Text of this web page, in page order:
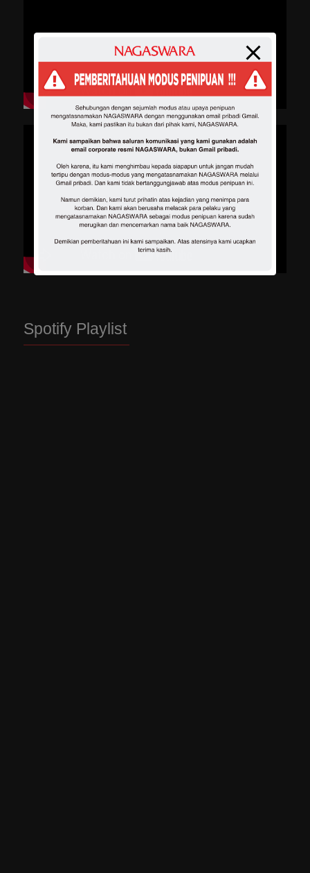
Spotify Playlist